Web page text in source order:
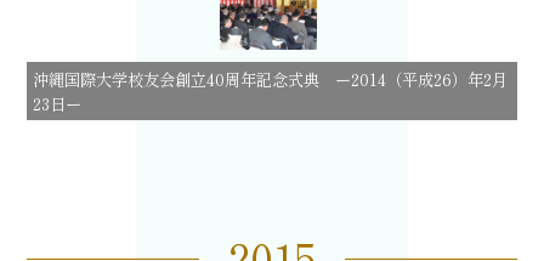
沖縄国際大学校友会創立40周年記念式典 ー2014（平成26）年2月
23日ー